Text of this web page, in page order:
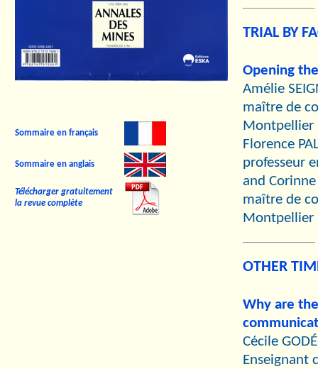
Sommaire en français
Sommaire en anglais
Télécharger gratuitement
la revue complète
TRIAL BY
Opening
Amélie
maître de
Montpellier
Florence
professeur
and Corinne
maître de
Montpellier
OTHER
Why are
Cécile
Enseignant